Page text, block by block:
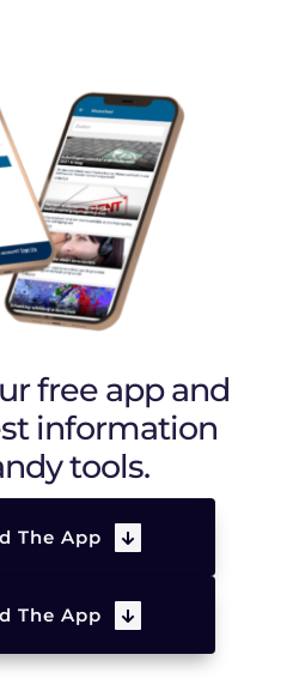
free app and
information
tools.
The App
The App